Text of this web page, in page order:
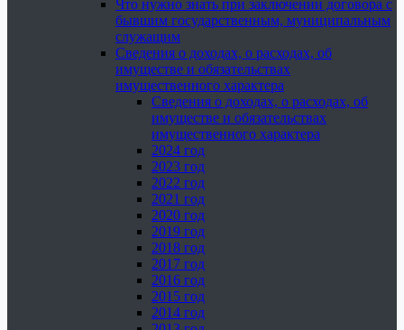
Что нужно знать при заключении договора с
бывшим государственным, муниципальным
служащим
Сведения о доходах, о расходах, об
имуществе и обязательствах
имущественного характера
Сведения о доходах, о расходах, об
имуществе и обязательствах
имущественного характера
2024 год
2023 год
2022 год
2021 год
2020 год
2019 год
2018 год
2017 год
2016 год
2015 год
2014 год